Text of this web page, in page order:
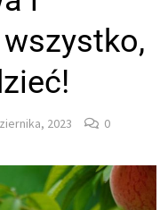
2023 0